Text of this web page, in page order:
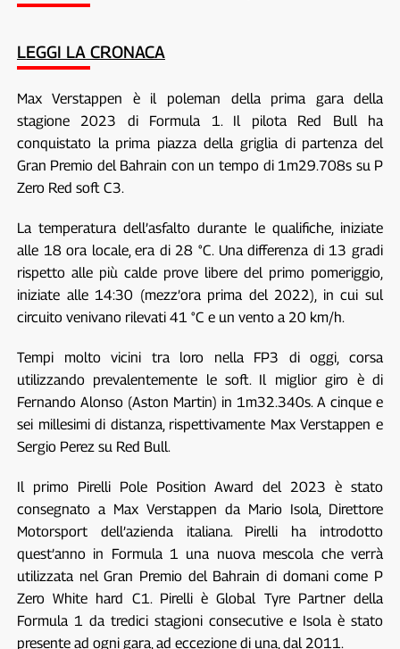
LEGGI LA CRONACA
Max Verstappen è il poleman della prima gara della
stagione 2023 di Formula 1. Il pilota Red Bull ha
conquistato la prima piazza della griglia di partenza del
Gran Premio del Bahrain con un tempo di 1m29.708s su P
Zero Red soft C3.
La temperatura dell’asfalto durante le qualifiche, iniziate
alle 18 ora locale, era di 28 °C. Una differenza di 13 gradi
rispetto alle più calde prove libere del primo pomeriggio,
iniziate alle 14:30 (mezz’ora prima del 2022), in cui sul
circuito venivano rilevati 41 °C e un vento a 20 km/h.
Tempi molto vicini tra loro nella FP3 di oggi, corsa
utilizzando prevalentemente le soft. Il miglior giro è di
Fernando Alonso (Aston Martin) in 1m32.340s. A cinque e
sei millesimi di distanza, rispettivamente Max Verstappen e
Sergio Perez su Red Bull.
Il primo Pirelli Pole Position Award del 2023 è stato
consegnato a Max Verstappen da Mario Isola, Direttore
Motorsport dell’azienda italiana. Pirelli ha introdotto
quest’anno in Formula 1 una nuova mescola che verrà
utilizzata nel Gran Premio del Bahrain di domani come P
Zero White hard C1. Pirelli è Global Tyre Partner della
Formula 1 da tredici stagioni consecutive e Isola è stato
presente ad ogni gara, ad eccezione di una, dal 2011.